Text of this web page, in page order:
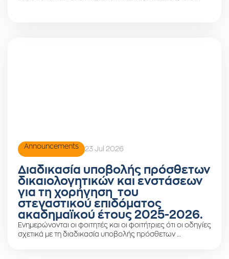
Announcements 23 Jul 2026
Διαδικασία υποβολής πρόσθετων
δικαιολογητικών και ενστάσεων
για τη χορήγηση του
στεγαστικού επιδόματος
ακαδημαϊκού έτους 2025-2026.
Ενημερώνονται οι φοιτητές και οι φοιτήτριες ότι οι οδηγίες
σχετικά με τη διαδικασία υποβολής πρόσθετων …